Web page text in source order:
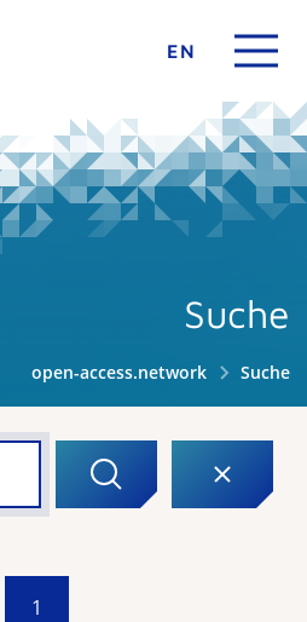
EN
Suche
open-access.network Suche
1